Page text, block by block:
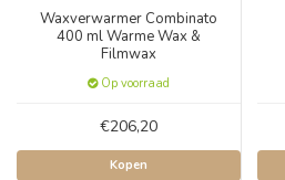
Waxverwarmer Combinato
400 ml Warme Wax &
Filmwax
Op voorraad
€206,20
Kopen